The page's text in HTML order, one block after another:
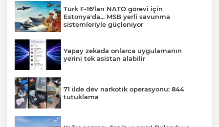
Türk F-16'ları NATO görevi için
Estonya'da... MSB yerli savunma
sistemleriyle güçleniyor
Yapay zekada onlarca uygulamanın
yerini tek asistan alabilir
71 ilde dev narkotik operasyonu: 844
tutuklama